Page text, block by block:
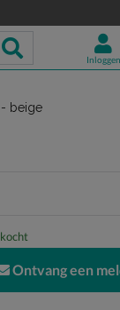
Inloggen
- beige
€ 99,99
Ontvang een